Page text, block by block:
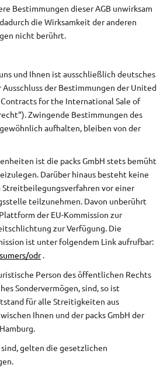
Bestimmungen dieser AGB unwirksam
die Wirksamkeit der anderen
nicht berührt.
und Ihnen ist ausschließlich deutsches
der Bestimmungen der United
for the International Sale of
Zwingende Bestimmungen des
gewöhnlich aufhalten, bleiben von der
ist die packs GmbH stets bemüht
Darüber hinaus besteht keine
vor einer
teilzunehmen. Davon unberührt
der EU-Kommission zur
zur Verfügung. Die
ist unter folgendem Link aufrufbar:
odr.
Person des öffentlichen Rechts
Sondervermögen, sind, so ist
für alle Streitigkeiten aus
Ihnen und der packs GmbH der
gelten die gesetzlichen